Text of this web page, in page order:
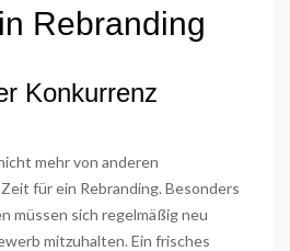
Rebranding
Konkurrenz
mehr von anderen
für ein Rebranding. Besonders
müssen sich regelmäßig neu
mitzuhalten. Ein frisches